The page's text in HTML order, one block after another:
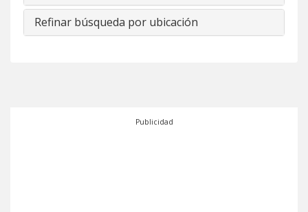
Refinar búsqueda por ubicación
Publicidad